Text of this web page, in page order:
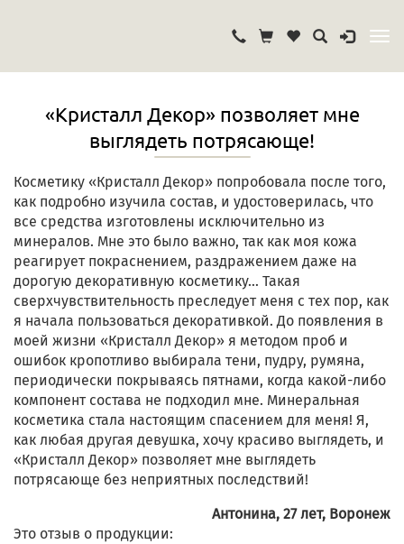
«Кристалл Декор» позволяет мне
выглядеть потрясающе!
Косметику «Кристалл Декор» попробовала после того,
как подробно изучила состав, и удостоверилась, что
все средства изготовлены исключительно из
минералов. Мне это было важно, так как моя кожа
реагирует покраснением, раздражением даже на
дорогую декоративную косметику… Такая
сверхчувствительность преследует меня с тех пор, как
я начала пользоваться декоративкой. До появления в
моей жизни «Кристалл Декор» я методом проб и
ошибок кропотливо выбирала тени, пудру, румяна,
периодически покрываясь пятнами, когда какой-либо
компонент состава не подходил мне. Минеральная
косметика стала настоящим спасением для меня! Я,
как любая другая девушка, хочу красиво выглядеть, и
«Кристалл Декор» позволяет мне выглядеть
потрясающе без неприятных последствий!
Антонина, 27 лет, Воронеж
Это отзыв о продукции: